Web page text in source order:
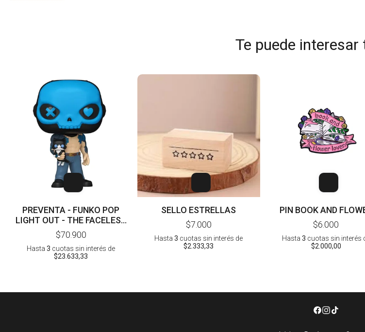
Te puede interesar
PREVENTA - FUNKO POP
LIGHT OUT - THE FACELESS
MAN
$70.900
Hasta3 cuotas sin interés de
$23.633,33
SELLO ESTRELLAS
$7.000
Hasta3 cuotas sin interés de
$2.333,33
PIN BOOK AND
$6.000
Hasta 3 cuotas sin interés
$2.000,00